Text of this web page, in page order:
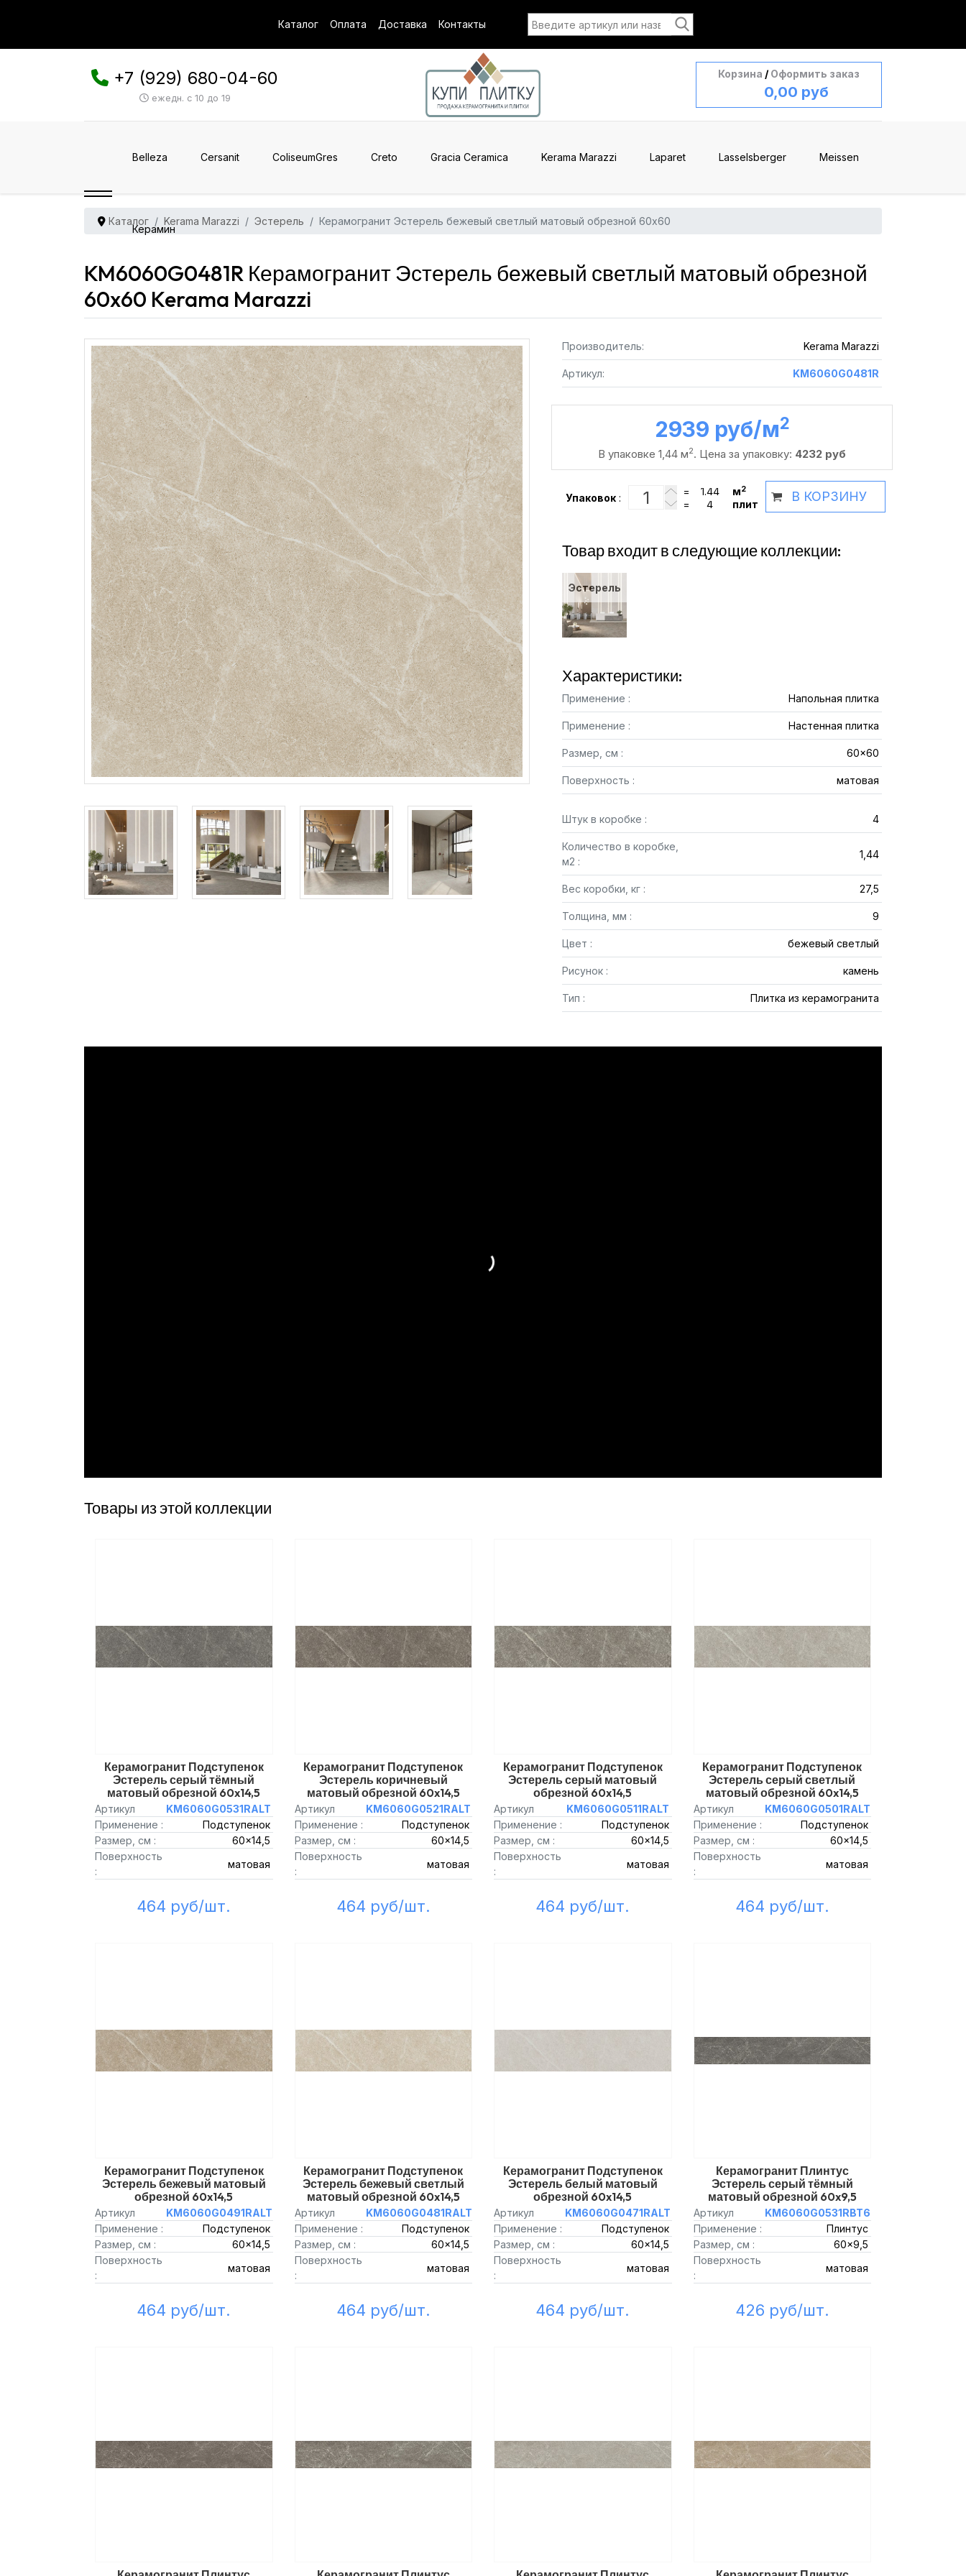
Каталог Оплата Доставка Контакты
+7 (929) 680-04-60
ежедн. с 10 до 19
Корзина / Оформить заказ
0,00 руб
Belleza Cersanit ColiseumGres Creto Gracia Ceramica Kerama Marazzi Laparet Lasselsberger Meissen
Керамин
Каталог Kerama Marazzi Эстерель Керамогранит Эстерель бежевый светлый матовый обрезной 60x60
KM6060G0481R Керамогранит Эстерель бежевый светлый матовый обрезной
60x60 Kerama Marazzi
Производитель: Kerama Marazzi
Артикул: KM6060G0481R
2939 руб /м2
В упаковке 1,44 м2. Цена за упаковку: 4232 руб
Упаковок :
= м2
= плит
В КОРЗИНУ
Товар входит в следующие коллекции:
Эстерель
Характеристики:
Применение : Напольная плитка
Применение : Настенная плитка
Размер, см : 60x60
Поверхность : матовая
Штук в коробке : 4
Количество в коробке,
м2 :
1,44
Вес коробки, кг : 27,5
Толщина, мм : 9
Цвет : бежевый светлый
Рисунок : камень
Тип : Плитка из керамогранита
Товары из этой коллекции
Керамогранит Подступенок
Эстерель серый тёмный
матовый обрезной 60x14,5
Артикул
KM6060G0531RALT
Применение :
Подступенок
Размер, см :
60x14,5
Поверхность
:
матовая
464 руб/шт.
Керамогранит Подступенок
Эстерель коричневый
матовый обрезной 60x14,5
Артикул
KM6060G0521RALT
Применение :
Подступенок
Размер, см :
60x14,5
Поверхность
:
матовая
464 руб/шт.
Керамогранит Подступенок
Эстерель серый матовый
обрезной 60x14,5
Артикул
KM6060G0511RALT
Применение :
Подступенок
Размер, см :
60x14,5
Поверхность
:
матовая
464 руб/шт.
Керамогранит Подступенок
Эстерель серый светлый
матовый обрезной 60x14,5
Артикул
KM6060G0501RALT
Применение :
Подступенок
Размер, см :
60x14,5
Поверхность
:
матовая
464 руб/шт.
Керамогранит Подступенок
Эстерель бежевый матовый
обрезной 60x14,5
Артикул
KM6060G0491RALT
Применение :
Подступенок
Размер, см :
60x14,5
Поверхность
:
матовая
464 руб/шт.
Керамогранит Подступенок
Эстерель бежевый светлый
матовый обрезной 60x14,5
Артикул
KM6060G0481RALT
Применение :
Подступенок
Размер, см :
60x14,5
Поверхность
:
матовая
464 руб/шт.
Керамогранит Подступенок
Эстерель белый матовый
обрезной 60x14,5
Артикул
KM6060G0471RALT
Применение :
Подступенок
Размер, см :
60x14,5
Поверхность
:
матовая
464 руб/шт.
Керамогранит Плинтус
Эстерель серый тёмный
матовый обрезной 60x9,5
Артикул
KM6060G0531RBT6
Применение :
Плинтус
Размер, см :
60x9,5
Поверхность
:
матовая
426 руб/шт.